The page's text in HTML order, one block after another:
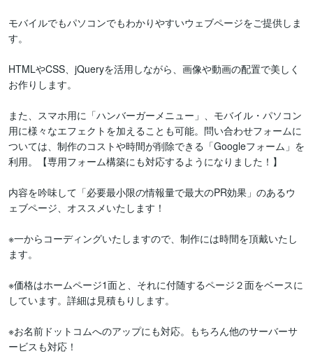
モバイルでもパソコンでもわかりやすいウェブページをご提供しま
す。
HTMLやCSS、jQueryを活用しながら、画像や動画の配置で美しく
お作りします。
また、スマホ用に「ハンバーガーメニュー」、モバイル・パソコン
用に様々なエフェクトを加えることも可能。問い合わせフォームに
ついては、制作のコストや時間が削除できる「Googleフォーム」を
利用。【専用フォーム構築にも対応するようになりました！】
内容を吟味して「必要最小限の情報量で最大のPR効果」のあるウ
ェブページ、オススメいたします！
※一からコーディングいたしますので、制作には時間を頂戴いたし
ます。
※価格はホームページ1面と、それに付随するページ２面をベースに
しています。詳細は見積もりします。
※お名前ドットコムへのアップにも対応。もちろん他のサーバーサ
ービスも対応！